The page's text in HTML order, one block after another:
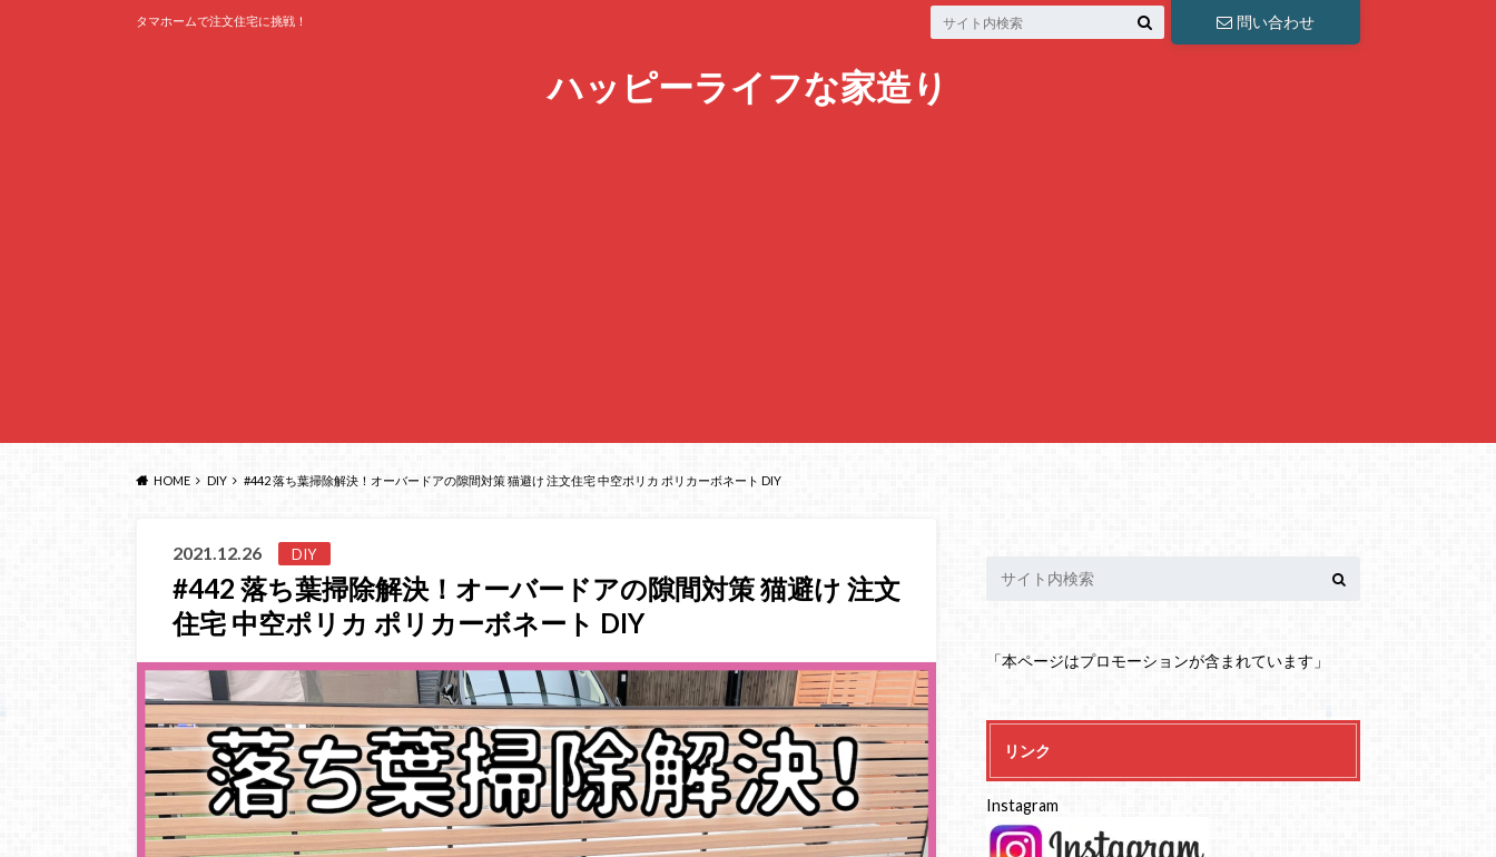
ハッピーライフな家造り
タマホームで注文住宅に挑戦！ 問い合わせ
HOME DIY #442 落ち葉掃除解決！オーバードアの隙間対策 猫避け 注文住宅 中空ポリカ ポリカーボネート DIY
2021.12.26 DIY
#442 落ち葉掃除解決！オーバードアの隙間対策 猫避け 注文
住宅 中空ポリカ ポリカーボネート DIY
「本ページはプロモーションが含まれています」
リンク
Instagram